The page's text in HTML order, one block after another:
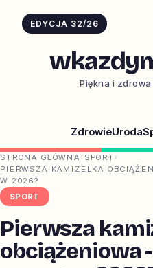
EDYCJA 32/26
Piękna i
ZdrowieUroda
STRONA GŁÓWNA › SPORT ›
PIERWSZA KAMIZELKA
W 2026?
SPORT
Pierwsza
obciążeniowa